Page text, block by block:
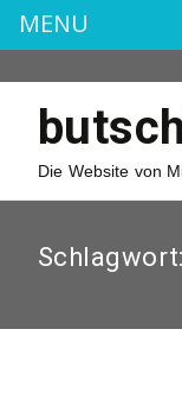
Die Website von
Schlagwort:
MENU